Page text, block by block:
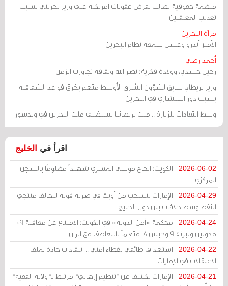
منظمة حقوقية تطالب بفرض عقوبات أمريكية على وزير بحريني بسبب
تعذيب المعتقلين
مرآة البحرين
الأمير أندرو وغسل سمعة نظام البحرين
أحمد رضي
رحيل جسدي، وولادة فكرية: نصر الله وثقافة تجاوزت الزمن
وزير بريطاني سابق لشؤون الشرق الأوسط متهم بخرق قواعد الشفافية
بسبب دور استشاري في البحرين
وسط انتقادات للزيارة .. ملك بريطانيا يستضيف ملك البحرين في وندسور
اقرأ في الخليج
2026-06-02
الكويت: الحاج موسى المسري شهيداً مظلومًا بالسجن
المركزي
2026-04-29
الإمارات تنسحب من أوبك في ضربة قوية لتحالف منتجي
النفط وسط خلافات بين دول الخليج
2026-04-24
محكمة «أمن الدولة» في الكويت: الامتناع عن معاقبة 109
مدونين وتبرئة 9 وحبس 18 متهماً بالتعاطف مع إيران
2026-04-22
استهداف طائفي بغطاء أمني .. انتقادات حادة لملف
الاعتقالات في الإمارات
2026-04-21
الإمارات تكشف عن "تنظيم إرهابي" مرتبط بـ"ولاية الفقيه"